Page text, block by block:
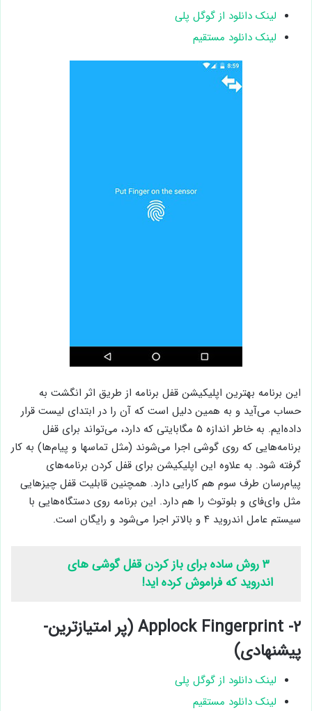
لینک دانلود از گوگل پلی
لینک دانلود مستقیم
این برنامه بهترین اپلیکیشن قفل برنامه از طریق اثر انگشت به
حساب می‌آید و به همین دلیل است که آن را در ابتدای لیست قرار
داده‌ایم. به خاطر اندازه ۵ مگابایتی که دارد، می‌تواند برای قفل
برنامه‌هایی که روی گوشی اجرا می‌شوند (مثل تماسها و پیام‌ها) به کار
گرفته شود. به علاوه این اپلیکیشن برای قفل کردن برنامه‌های
پیام‌رسان طرف سوم هم کارایی دارد. همچنین قابلیت قفل چیزهایی
مثل وای‌فای و بلوتوث را هم دارد. این برنامه روی دستگاه‌هایی با
سیستم عامل اندروید ۴ و بالاتر اجرا می‌شود و رایگان است.
۳ روش ساده برای باز کردن قفل گوشی های
اندروید که فراموش کرده اید!
۲- Applock Fingerprint (پر امتیازترین-
پیشنهادی)
لینک دانلود از گوگل پلی
لینک دانلود مستقیم